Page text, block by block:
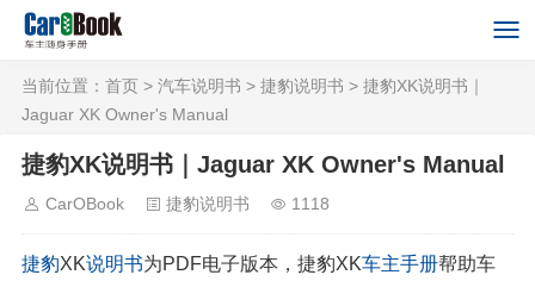
当前位置： 首页 > 汽车说明书 > 捷豹说明书 > 捷豹XK说明书｜
Jaguar XK Owner's Manual
捷豹XK说明书｜Jaguar XK Owner's Manual
CarOBook 捷豹说明书 1118
捷豹XK说明书为PDF电子版本，捷豹XK车主手册帮助车